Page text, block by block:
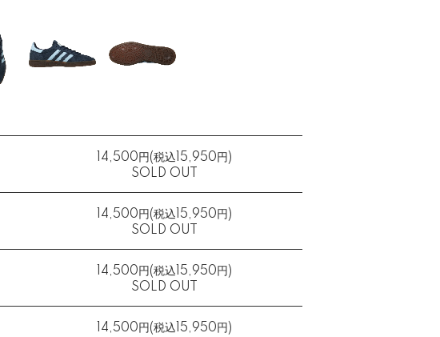
14,500円(税込15,950円)
SOLD OUT
14,500円(税込15,950円)
SOLD OUT
14,500円(税込15,950円)
SOLD OUT
14,500円(税込15,950円)